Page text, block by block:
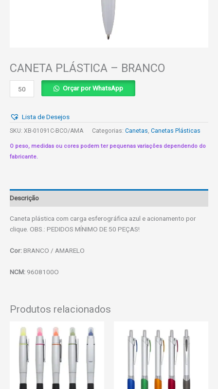
CANETA PLÁSTICA – BRANCO
CANETA
PLÁSTICA
BRANCO
quantidade
Orçar por WhatsApp
Lista de Desejos
SKU: XB-01091C-BCO/AMA Categorias: Canetas, Canetas Plásticas
O peso, medidas ou cores podem ter pequenas variações dependendo do
fabricante.
Descrição
Caneta plástica com carga esferográfica azul e acionamento por
clique. OBS.: PEDIDOS MÍNIMO DE 50 PEÇAS!
Cor:BRANCO / AMARELO
NCM: 9608100O
Produtos relacionados